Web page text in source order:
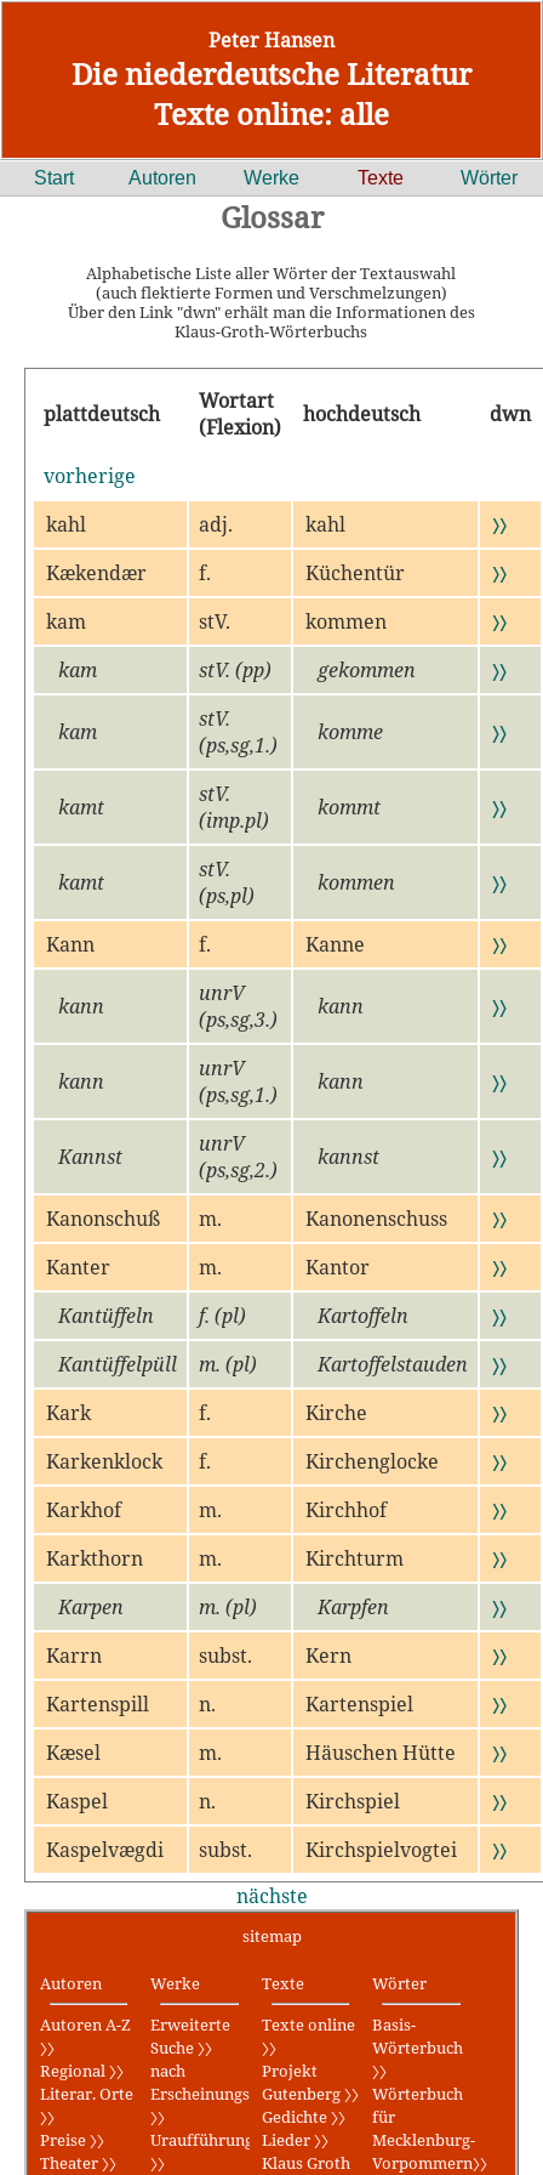
Peter Hansen
Die niederdeutsche Literatur
Texte online: alle
Start Autoren Werke Texte Wörter
Glossar
Alphabetische Liste aller Wörter der Textauswahl
(auch flektierte Formen und Verschmelzungen)
Über den Link "dwn" erhält man die Informationen des
Klaus-Groth-Wörterbuchs
plattdeutsch
Wortart
(Flexion)
hochdeutsch dwn
vorherige
kahl
adj. kahl
〉〉
Kækendær
f. Küchentür
〉〉
kam
stV. kommen
〉〉
kam
stV. (pp) gekommen 〉〉
kam
stV.
(ps,sg,1.)
komme 〉〉
kamt
stV.
(imp.pl)
kommt 〉〉
kamt
stV.
(ps,pl)
kommen 〉〉
Kann f. Kanne 〉〉
kann
unrV
(ps,sg,3.)
kann 〉〉
kann
unrV
(ps,sg,1.)
kann 〉〉
Kannst
unrV
(ps,sg,2.)
kannst 〉〉
Kanonschuß m. Kanonenschuss
〉〉
Kanter
m. Kantor
〉〉
Kantüffeln
f. (pl) Kartoffeln
〉〉
Kantüffelpüll
m. (pl) Kartoffelstauden
〉〉
Kark
f. Kirche
〉〉
Karkenklock
f. Kirchenglocke
〉〉
Karkhof
m. Kirchhof
〉〉
Karkthorn
m. Kirchturm
〉〉
Karpen
m. (pl) Karpfen
〉〉
Karrn
subst. Kern
〉〉
Kartenspill
n. Kartenspiel
〉〉
Kæsel
m. Häuschen Hütte
〉〉
Kaspel
n. Kirchspiel
〉〉
Kaspelvægdi
subst. Kirchspielvogtei
〉〉
nächste
sitemap
Autoren
Autoren A-Z
〉〉
Regional 〉〉
Literar. Orte
〉〉
Preise 〉〉
Theater 〉〉
Werke
Erweiterte
Suche 〉〉
nach
Erscheinungsjahr
〉〉
Uraufführungen
〉〉
Texte
Texte online
〉〉
Projekt
Gutenberg 〉〉
Gedichte 〉〉
Lieder 〉〉
Klaus Groth
Wörter
Basis-
Wörterbuch
〉〉
Wörterbuch
für
Mecklenburg-
Vorpommern〉〉